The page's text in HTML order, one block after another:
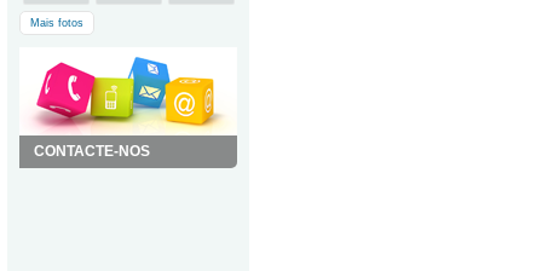
Mais fotos
CONTACTE-NOS